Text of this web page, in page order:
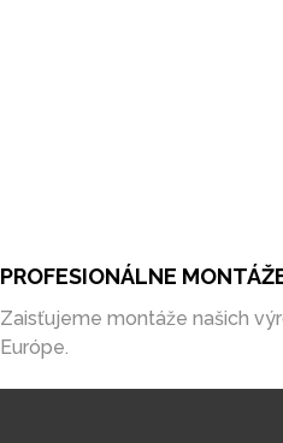
PROFESIONÁLNE
Zaisťujeme montáže našich
Európe.